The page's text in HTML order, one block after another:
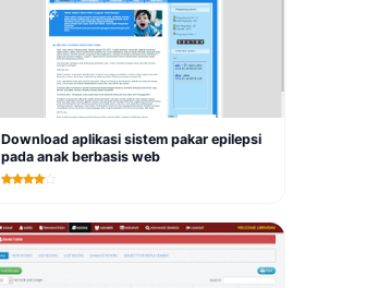
Download aplikasi sistem pakar epilepsi
pada anak berbasis web